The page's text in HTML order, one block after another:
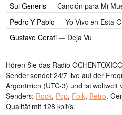
Sui Generis — Canción para Mi
Pedro Y Pablo — Yo Vivo en Esta
Gustavo Cerati — Deja Vu
Hören Sie das Radio
Sender sendet 24/7 live auf der
Argentinien (UTC-3) und ist weltweit
Senders: Rock, Pop, Folk, Retro.
Qualität mit 128 kbit/s.